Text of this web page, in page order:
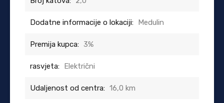
Dodatne informacije o lokaciji: Medulin
Premija kupca: 3%
rasvjeta: Električni
Udaljenost od centra: 16,0 km